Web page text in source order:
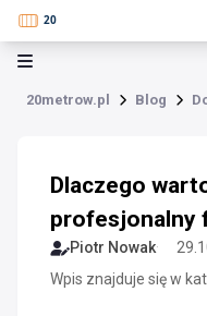
20metrow.pl Blog
Dlaczego
profesjonalny
Piotr Nowak
Wpis znajduje się w